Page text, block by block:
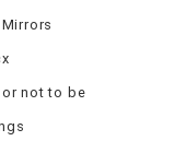
or not to be